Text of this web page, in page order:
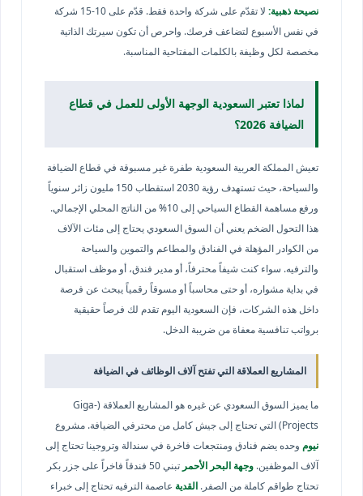
نصيحة ذهبية:
لا تقدّم على شركة واحدة فقط. قدّم على 10-15 شركة
في نفس الأسبوع لتضاعف فرصك. واحرص أن تكون سيرتك الذاتية
مخصصة لكل وظيفة بالكلمات المفتاحية المناسبة.
لماذا تعتبر السعودية الوجهة الأولى للعمل في قطاع
الضيافة 2026؟
تعيش المملكة العربية السعودية طفرة غير مسبوقة في قطاع الضيافة
والسياحة، حيث تستهدف رؤية 2030 استقطاب 150 مليون زائر سنوياً
ورفع مساهمة القطاع السياحي إلى 10% من الناتج المحلي الإجمالي.
هذا التحول الضخم يعني أن السوق السعودي يحتاج إلى مئات الآلاف
من الكوادر المؤهلة في الفنادق والمطاعم والتموين والسياحة
والترفيه. سواء كنت شيفاً محترفاً، أو مدير فندق، أو موظف استقبال
في بداية مشواره، أو حتى محاسباً أو مسوقاً رقمياً يبحث عن فرصة
داخل هذه الشركات، فإن السعودية اليوم تقدم لك فرصاً حقيقية
برواتب تنافسية معفاة من ضريبة الدخل.
المشاريع العملاقة التي تفتح آلاف الوظائف في الضيافة
ما يميز السوق السعودي عن غيره هو المشاريع العملاقة (Giga-
Projects) التي تحتاج إلى جيش كامل من محترفي الضيافة. مشروع
نيوم وحده يضم فنادق ومنتجعات فاخرة في سندالة وتروجينا تحتاج إلى
آلاف الموظفين. وجهة البحر الأحمر
تبني 50 فندقاً فاخراً على جزر بكر
تحتاج طواقم كاملة من الصفر. القدية عاصمة الترفيه تحتاج إلى خبراء